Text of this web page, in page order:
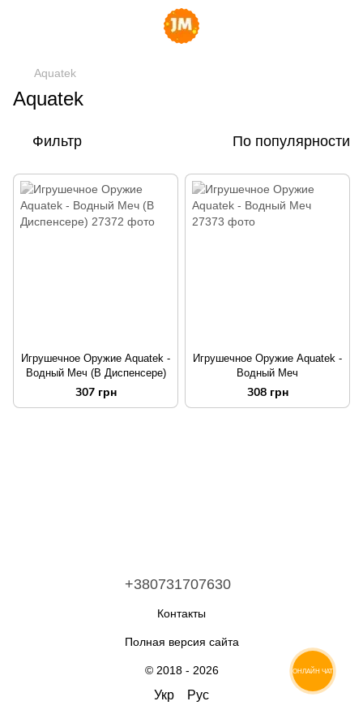
Aquatek
Aquatek
Фильтр По популярности
Игрушечное Оружие Aquatek -
Водный Меч (В Диспенсере)
307 грн
Игрушечное Оружие Aquatek -
Водный Меч
308 грн
+380731707630
Контакты
Полная версия сайта
© 2018 - 2026
Укр Рус
ОНЛАЙН ЧАТ